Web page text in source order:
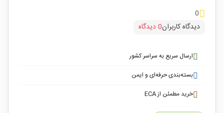
0
دیدگاه کاربران0 دیدگاه
ارسال سریع به سراسر کشور
بسته‌بندی حرفه‌ای و ایمن
خرید مطمئن از ECA